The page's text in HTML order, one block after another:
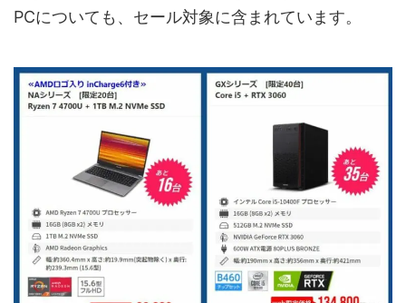
PCについても、セール対象に含まれています。